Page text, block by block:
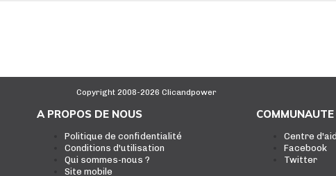
Copyright 2008-2026 Clicandpower
A PROPOS DE NOUS
Politique de confidentialité
Conditions d'utilisation
Qui sommes-nous ?
Site mobile
Centre
Facebook
Twitter